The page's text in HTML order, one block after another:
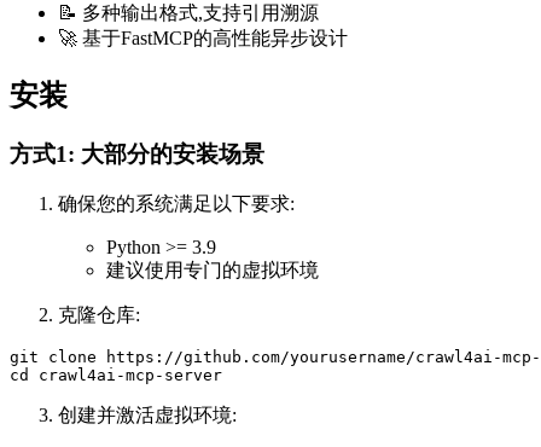
📝 多种输出格式,支持引用溯源
🚀 基于FastMCP的高性能异步设计
安装
方式1: 大部分的安装场景
确保您的系统满足以下要求:
Python >= 3.9
建议使用专门的虚拟环境
克隆仓库:
git clone https://github.com/yourusername/crawl4ai-
创建并激活虚拟环境: